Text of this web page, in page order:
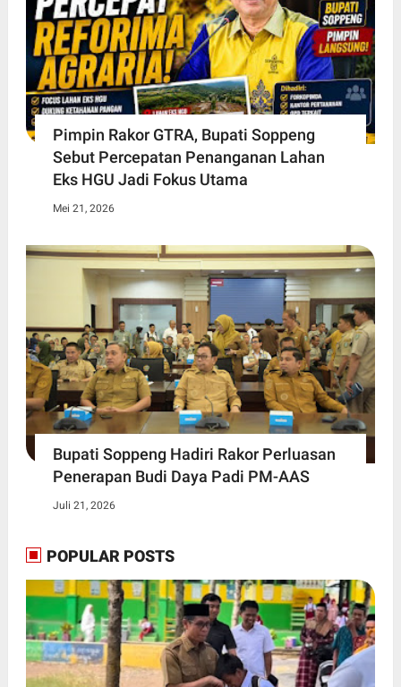
Pimpin Rakor GTRA, Bupati Soppeng
Sebut Percepatan Penanganan Lahan
Eks HGU Jadi Fokus Utama
Mei 21, 2026
Bupati Soppeng Hadiri Rakor Perluasan
Penerapan Budi Daya Padi PM-AAS
Juli 21, 2026
POPULAR POSTS